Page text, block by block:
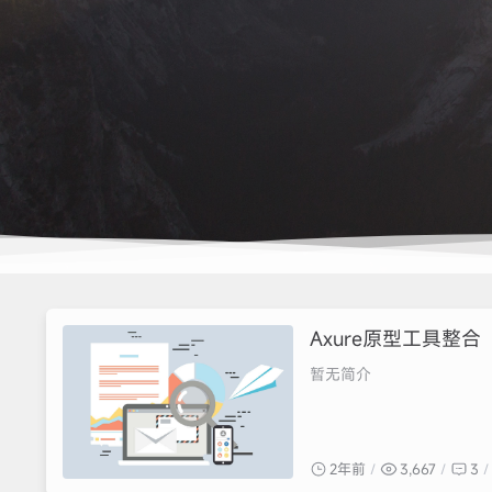
Axure原型工具整合
暂无简介
2年前 3,667 3